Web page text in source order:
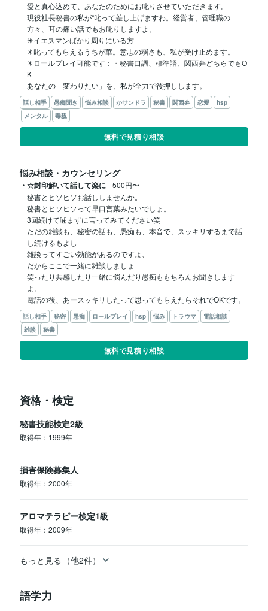
愛と真心込めて、あなたのためにお叱りさせていただきます。
現役社長秘書の私が“叱って差し上げますわ。経営者、管理職の
方々、耳の痛い話でもお叱りしますよ。
✴️イエスマンばかり周りにいる方
✴️叱ってもらえるうちが華。意志の弱さも、私が受け止めます。
✴️ロールプレイ可能です：・秘書口調、標準語、関西弁どちらでもO
K
話し相手 愚痴聞き 悩み相談 かサンドラ 秘書 関西弁 恋愛
hsp
メンタル
毒親
無料で見積り相談
悩み相談・カウンセリング
・☆封印解いて話して楽に
500円〜
秘書とヒソヒソお話ししませんか。
秘書とヒソヒソって早口言葉みたいでしょ。
3回続けて噛まずに言ってみてください笑
ただの雑談も、秘密の話も、愚痴も、本音で、スッキリするまで話
し続けるもよし
雑談ってすごい効能があるのですよ、
だからここで一緒に雑談しましょ
笑ったり共感したり一緒に悩んだり愚痴ももちろんお聞きします
よ。
電話の後、あースッキリしたって思ってもらえたらそれでOKです。
話し相手 秘密 愚痴 ロールプレイ hsp 悩み トラウマ
電話相談
雑談
秘書
無料で見積り相談
資格・検定
秘書技能検定2級
取得年：1999年
損害保険募集人
取得年：2000年
アロマテラピー検定1級
取得年：2009年
もっと見る（他2件）
語学力